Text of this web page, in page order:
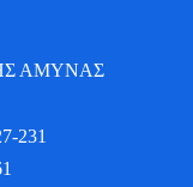
ΑΜΥΝΑΣ
231